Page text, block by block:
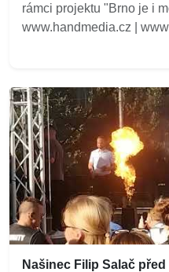
rámci projektu "Brno je i
www.handmedia.cz |
Našinec Filip Salač